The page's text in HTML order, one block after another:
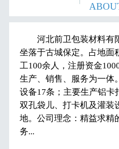
河北前卫包装材料有
坐落于古城保定。占地面
工100余人，注册资金
生产、销售、服务为一体
设备17条；主要生产铝卡
双孔袋儿、打卡机及灌装
地。公司理念：精益求精
务...